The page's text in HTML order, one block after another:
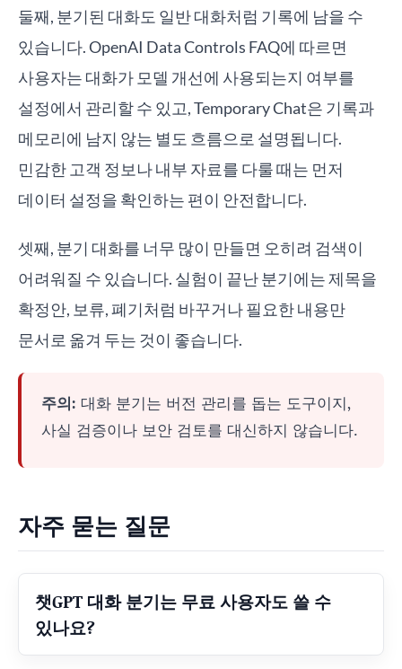
둘째, 분기된 대화도 일반 대화처럼 기록에 남을 수
있습니다. OpenAI Data Controls FAQ에 따르면
사용자는 대화가 모델 개선에 사용되는지 여부를
설정에서 관리할 수 있고, Temporary Chat은 기록과
메모리에 남지 않는 별도 흐름으로 설명됩니다.
민감한 고객 정보나 내부 자료를 다룰 때는 먼저
데이터 설정을 확인하는 편이 안전합니다.
셋째, 분기 대화를 너무 많이 만들면 오히려 검색이
어려워질 수 있습니다. 실험이 끝난 분기에는 제목을
확정안, 보류, 폐기처럼 바꾸거나 필요한 내용만
문서로 옮겨 두는 것이 좋습니다.
주의: 대화 분기는 버전 관리를 돕는 도구이지,
사실 검증이나 보안 검토를 대신하지 않습니다.
자주 묻는 질문
챗GPT 대화 분기는 무료 사용자도 쓸 수
있나요?